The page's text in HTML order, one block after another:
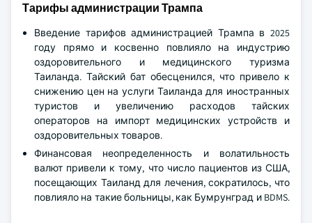
Тарифы администрации Трампа
Введение тарифов администрацией Трампа в 2025
году прямо и косвенно повлияло на индустрию
оздоровительного и медицинского туризма
Таиланда. Тайский бат обесценился, что привело к
снижению цен на услуги Таиланда для иностранных
туристов и увеличению расходов тайских
операторов на импорт медицинских устройств и
оздоровительных товаров.
Финансовая неопределенность и волатильность
валют привели к тому, что число пациентов из США,
посещающих Таиланд для лечения, сократилось, что
повлияло на такие больницы, как Бумрунград и BDMS.